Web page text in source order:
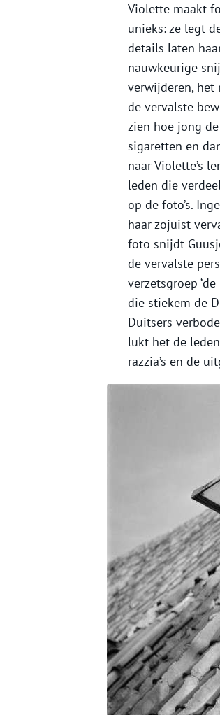
Violette maakt
unieks: ze legt
details laten
nauwkeurige
verwijderen, het
de vervalste
zien hoe jong
sigaretten en
naar Violette’s
leden die
op de foto’s.
haar zojuist
foto snijdt
de vervalste
verzetsgroep
die stiekem de
Duitsers
lukt het de
razzia’s en de